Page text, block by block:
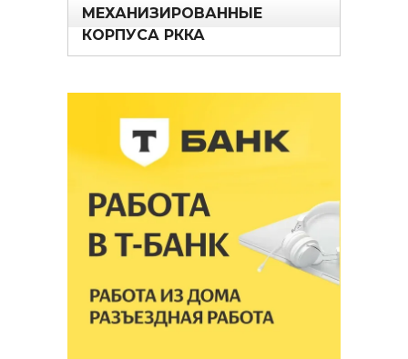
МЕХАНИЗИРОВАННЫЕ
КОРПУСА РККА